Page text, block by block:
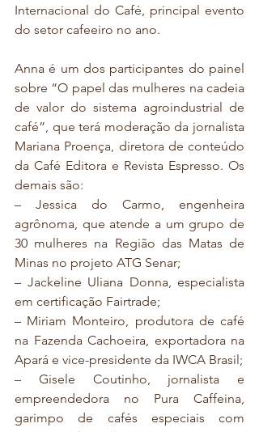
Internacional do Café, principal evento
do setor cafeeiro no ano.
Anna é um dos participantes do painel
sobre “O papel das mulheres na cadeia
de valor do sistema agroindustrial de
café”, que terá moderação da jornalista
Mariana Proença, diretora de conteúdo
da Café Editora e Revista Espresso. Os
demais são:
– Jessica do Carmo, engenheira
agrônoma, que atende a um grupo de
30 mulheres na Região das Matas de
Minas no projeto ATG Senar;
– Jackeline Uliana Donna, especialista
em certificação Fairtrade;
– Miriam Monteiro, produtora de café
na Fazenda Cachoeira, exportadora na
Apará e vice-presidente da IWCA Brasil;
– Gisele Coutinho, jornalista e
empreendedora no Pura Caffeina,
garimpo de cafés especiais com